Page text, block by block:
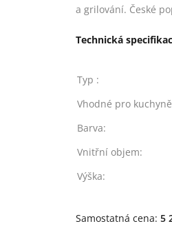
a grilování. České
Technická
Typ :
Vhodné pro kuchyně
Barva:
Vnitřní objem:
Výška:
Samostatná cena: 5